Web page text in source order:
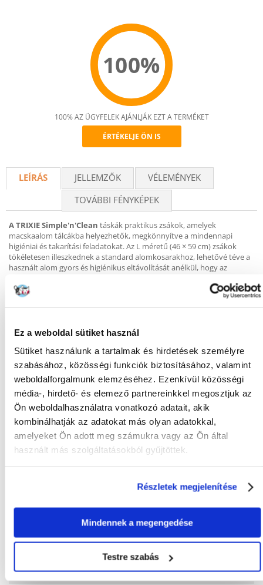
Ez a weboldal sütiket használ
Sütiket használunk a tartalmak és hirdetések személyre
szabásához, közösségi funkciók biztosításához, valamint
weboldalforgalmunk elemzéséhez. Ezenkívül közösségi
média-, hirdető- és elemező partnereinkkel megosztjuk az
Ön weboldalhasználatra vonatkozó adatait, akik
kombinálhatják az adatokat más olyan adatokkal,
amelyeket Ön adott meg számukra vagy az Ön által
használt más szolgáltatásokból gyűjtöttek.
Részletek megjelenítése
Mindennek a megengedése
Testre szabás
100%
Recommend
100% AZ ÜGYFELEK AJÁNLJÁK EZT A TERMÉKET
ÉRTÉKELJE ÖN IS
LEÍRÁS JELLEMZŐK
VÉLEMÉNYEK
TOVÁBBI FÉNYKÉPEK
A TRIXIE Simple'n'Clean táskák praktikus zsákok, amelyek
macskaalom tálcákba helyezhetők, megkönnyítve a mindennapi
higiéniai és takarítási feladatokat. Az L méretű (46 × 59 cm) zsákok
tökéletesen illeszkednek a standard alomkosarakhoz, lehetővé téve a
használt alom gyors és higiénikus eltávolítását anélkül, hogy az
alomkosarat és csökkenti a szennyeződésekkel való érintkezést.
A tálcára helyezett zsákok megkönnyítik a tisztítást és csökkentik a
tálca szennyeződését
Lehetővé teszik a használt alom gyors és kényelmes eltávolítását a
zsákkal együtt
Tisztán tartják a tálcát mosás nélkül
Praktikus és higiénikus megoldás macskatulajdonosok számára
KÉRDEZZ TŐLÜNK!
Tulajdonságok
GYÁRTÓ: TRIXIE